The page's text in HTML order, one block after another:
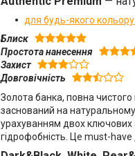
для будь-якого
Блиск
Простота нанесення
Захист
Довговічність
Золота банка, повна
заснований на
урахуванням двох ключових
гідрофобність. Це must-have